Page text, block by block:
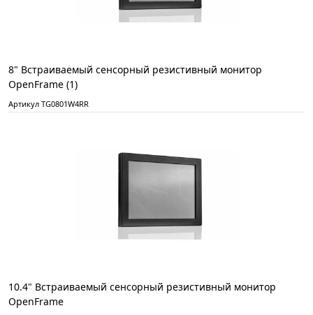
8" Встраиваемый сенсорный резистивный монитор
OpenFrame (1)
Артикул TG0801W4RR
10.4" Встраиваемый сенсорный резистивный монитор
OpenFrame